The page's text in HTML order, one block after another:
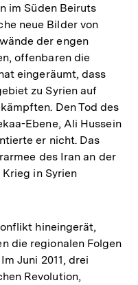
im Süden Beiruts
neue Bilder von
der engen
offenbaren die
eingeräumt, dass
zu Syrien auf
Den Tod des
Ebene, Ali Hussein
er nicht. Das
des Iran an der
in Syrien
hineingerät,
die regionalen Folgen
Juni 2011, drei
Revolution,